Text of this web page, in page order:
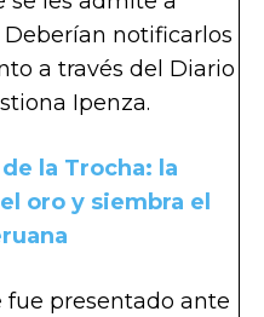
notificarlos
a través del Diario
Ipenza.
la Trocha: la
oro y siembra el
fue presentado ante